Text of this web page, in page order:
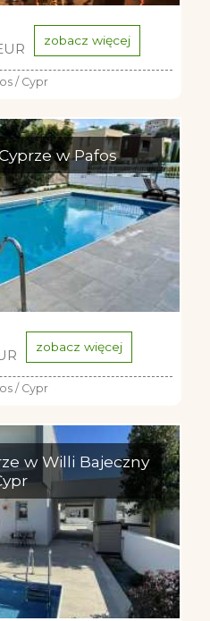
zobacz więcej
/ Cypr
w Pafos
zobacz więcej
/ Cypr
w Willi Bajeczny